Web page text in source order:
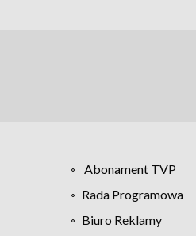
Abonament TVP
Rada Programowa
Biuro Reklamy